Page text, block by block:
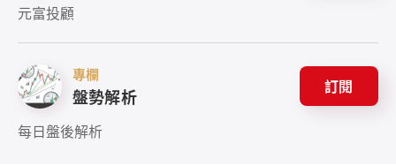
元富投顧
專欄
盤勢解析 訂閱
每日盤後解析